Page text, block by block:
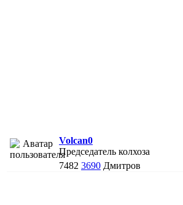
Volcan0
Председатель колхоза
7482 3690 Дмитров